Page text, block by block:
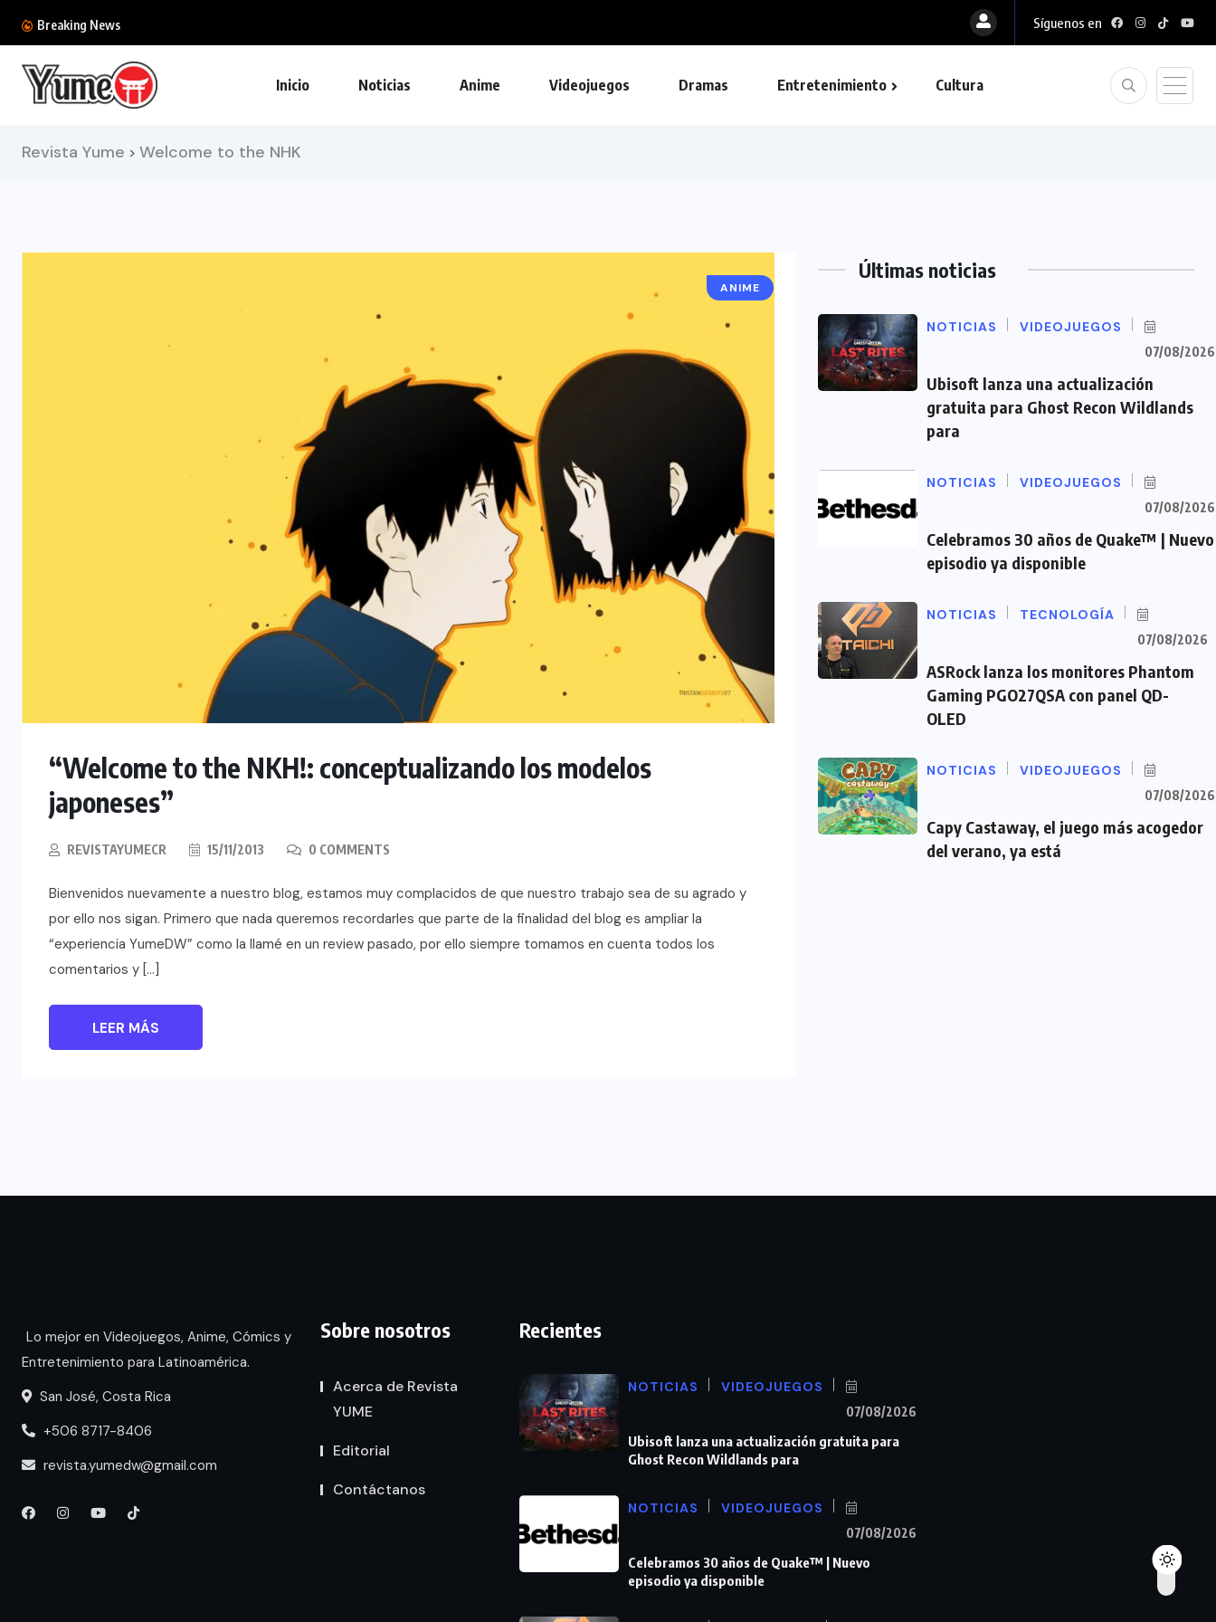
Breaking News Ubisoft lanza una actualización gratuita para Ghost Recon... Síguenos en
Inicio Noticias Anime Videojuegos Dramas Entretenimiento Cultura
Revista Yume > Welcome to the NHK
ANIME
“Welcome to the NKH!: conceptualizando los modelos
japoneses”
REVISTAYUMECR 15/11/2013 0 COMMENTS
Bienvenidos nuevamente a nuestro blog, estamos muy complacidos de que nuestro trabajo sea de su agrado y
por ello nos sigan. Primero que nada queremos recordarles que parte de la finalidad del blog es ampliar la
“experiencia YumeDW” como la llamé en un review pasado, por ello siempre tomamos en cuenta todos los
comentarios y […]
LEER MÁS
Últimas noticias
NOTICIAS VIDEOJUEGOS
07/08/2026
Ubisoft lanza una actualización
gratuita para Ghost Recon Wildlands
para
NOTICIAS VIDEOJUEGOS
07/08/2026
Celebramos 30 años de Quake™ | Nuevo
episodio ya disponible
NOTICIAS TECNOLOGÍA
07/08/2026
ASRock lanza los monitores Phantom
Gaming PGO27QSA con panel QD-
OLED
NOTICIAS VIDEOJUEGOS
07/08/2026
Capy Castaway, el juego más acogedor
del verano, ya está
Lo mejor en Videojuegos, Anime, Cómics y
Entretenimiento para Latinoamérica.
San José, Costa Rica
+506 8717-8406
revista.yumedw@gmail.com
Sobre nosotros
Acerca de Revista
YUME
Editorial
Contáctanos
Recientes
NOTICIAS VIDEOJUEGOS
07/08/2026
Ubisoft lanza una actualización gratuita para
Ghost Recon Wildlands para
NOTICIAS VIDEOJUEGOS
07/08/2026
Celebramos 30 años de Quake™ | Nuevo
episodio ya disponible